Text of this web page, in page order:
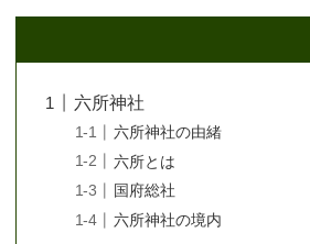
六所神社
六所神社の由緒
六所とは
国府総社
六所神社の境内